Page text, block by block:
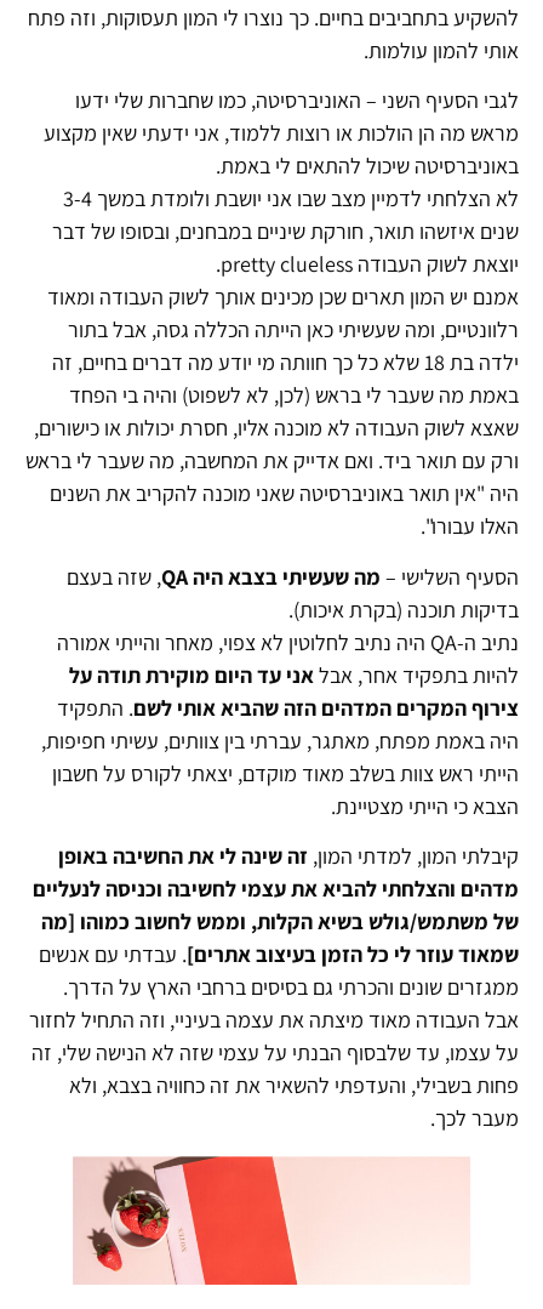
להשקיע בתחביבים בחיים. כך נוצרו לי המון תעסוקות, וזה פתח
אותי להמון עולמות.
לגבי הסעיף השני – האוניברסיטה, כמו שחברות שלי ידעו
מראש מה הן הולכות או רוצות ללמוד, אני ידעתי שאין מקצוע
באוניברסיטה שיכול להתאים לי באמת.
לא הצלחתי לדמיין מצב שבו אני יושבת ולומדת במשך 3-4
שנים איזשהו תואר, חורקת שיניים במבחנים, ובסופו של דבר
יוצאת לשוק העבודה pretty clueless.
אמנם יש המון תארים שכן מכינים אותך לשוק העבודה ומאוד
רלוונטיים, ומה שעשיתי כאן הייתה הכללה גסה, אבל בתור
ילדה בת 18 שלא כל כך חוותה מי יודע מה דברים בחיים, זה
באמת מה שעבר לי בראש (לכן, לא לשפוט) והיה בי הפחד
שאצא לשוק העבודה לא מוכנה אליו, חסרת יכולות או כישורים,
ורק עם תואר ביד. ואם אדייק את המחשבה, מה שעבר לי בראש
היה "אין תואר באוניברסיטה שאני מוכנה להקריב את השנים
האלו עבורו".
הסעיף השלישי – מה שעשיתי בצבא היה QA
, שזה בעצם
בדיקות תוכנה (בקרת איכות).
נתיב ה-QA היה נתיב לחלוטין לא צפוי, מאחר והייתי אמורה
להיות בתפקיד אחר, אבלאני עד היום מוקירת תודה על
צירוף המקרים המדהים הזה שהביא אותי לשם. התפקיד
היה באמת מפתח, מאתגר, עברתי בין צוותים, עשיתי חפיפות,
הייתי ראש צוות בשלב מאוד מוקדם, יצאתי לקורס על חשבון
הצבא כי הייתי מצטיינת.
קיבלתי המון, למדתי המון, זה שינה לי את החשיבה באופן
מדהים והצלחתי להביא את עצמי לחשיבה וכניסה לנעליים
של משתמש/גולש בשיא הקלות, וממש לחשוב כמוהו [מה
שמאוד עוזר לי כל הזמן בעיצוב אתרים]. עבדתי עם אנשים
ממגזרים שונים והכרתי גם בסיסים ברחבי הארץ על הדרך.
אבל העבודה מאוד מיצתה את עצמה בעיניי, וזה התחיל לחזור
על עצמו, עד שלבסוף הבנתי על עצמי שזה לא הנישה שלי, זה
פחות בשבילי, והעדפתי להשאיר את זה כחוויה בצבא, ולא
מעבר לכך.